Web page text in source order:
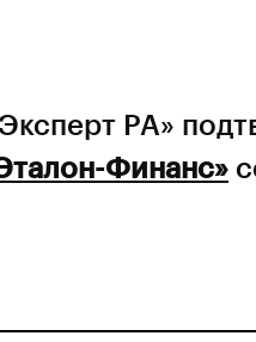
РА»
Финанс»